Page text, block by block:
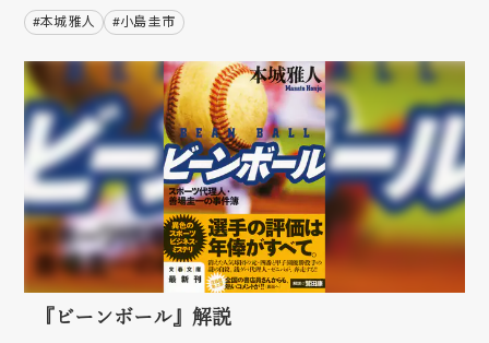
#本城 雅人 #小島 圭市
『ビーンボール』解説